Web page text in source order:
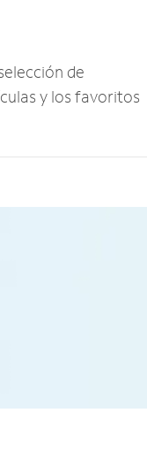
de
y los favoritos